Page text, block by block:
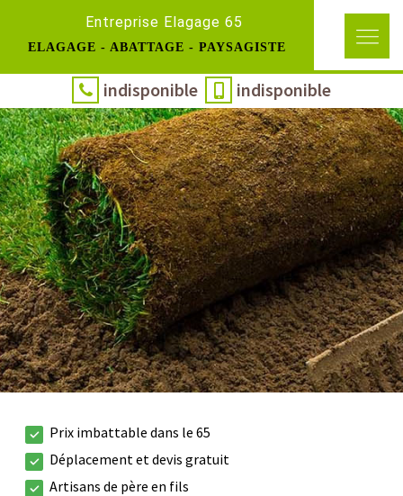
Entreprise Elagage 65
ELAGAGE - ABATTAGE - PAYSAGISTE
indisponible indisponible
Prix imbattable dans le 65
Déplacement et devis gratuit
Artisans de père en fils